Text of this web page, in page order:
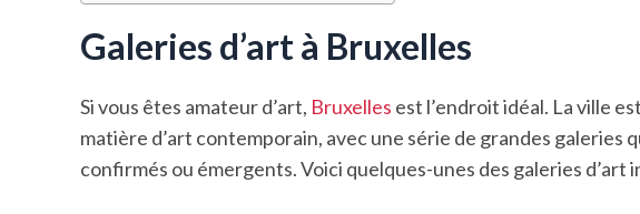
Galeries d’art à Bruxelles
Si vous êtes amateur d’art, Bruxelles est l’endroit idéal. La ville
matière d’art contemporain, avec une série de grandes galeries
confirmés ou émergents. Voici quelques-unes des galeries d’art